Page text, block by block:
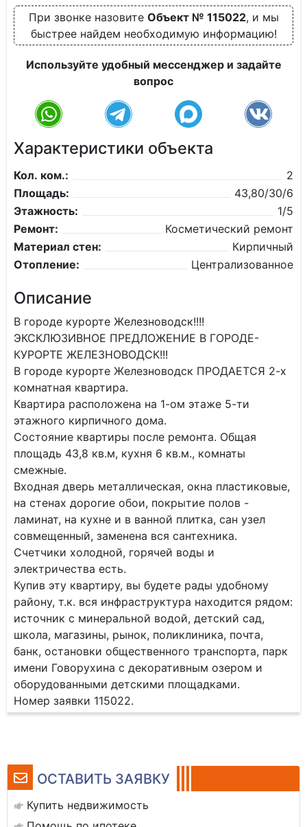
ОСТАВИТЬ ЗАЯВКУ
Купить недвижимость
При звонке назовите Объект № 115022, и мы
быстрее найдем необходимую информацию!
Используйте удобный мессенджер и задайте
вопрос
Характеристики объекта
Кол. ком.:
2
Площадь:
43,80/30/6
Этажность:
1/5
Ремонт:
Косметический ремонт
Материал стен:
Кирпичный
Отопление:
Централизованное
Описание
В городе курорте Железноводск!!!!
ЭКСКЛЮЗИВНОЕ ПРЕДЛОЖЕНИЕ В ГОРОДЕ-
КУРОРТЕ ЖЕЛЕЗНОВОДСК!!!
В городе курорте Железноводск ПРОДАЕТСЯ 2-х
комнатная квартира.
Квартира расположена на 1-ом этаже 5-ти
этажного кирпичного дома.
Состояние квартиры после ремонта. Общая
площадь 43,8 кв.м, кухня 6 кв.м., комнаты
смежные.
Входная дверь металлическая, окна пластиковые,
на стенах дорогие обои, покрытие полов -
ламинат, на кухне и в ванной плитка, сан узел
совмещенный, заменена вся сантехника.
Счетчики холодной, горячей воды и
электричества есть.
Купив эту квартиру, вы будете рады удобному
району, т.к. вся инфраструктура находится рядом:
источник с минеральной водой, детский сад,
школа, магазины, рынок, поликлиника, почта,
банк, остановки общественного транспорта, парк
имени Говорухина с декоративным озером и
оборудованными детскими площадками.
Номер заявки 115022.